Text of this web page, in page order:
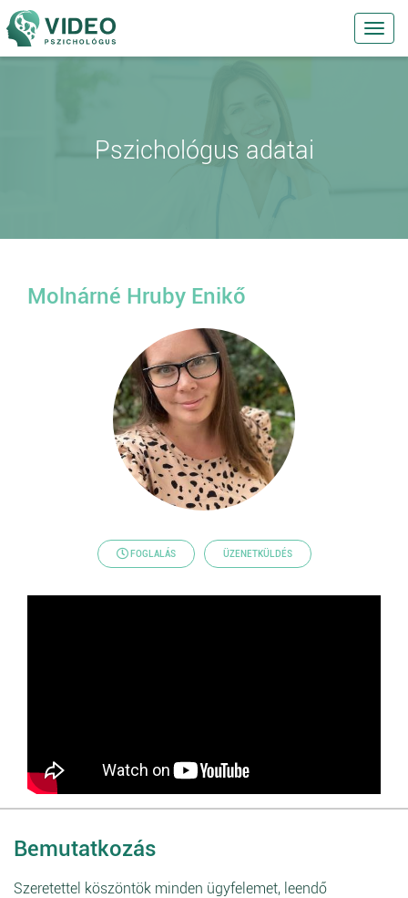
Pszichológus adatai
Molnárné Hruby Enikő
FOGLALÁS ÜZENETKÜLDÉS
Bemutatkozás
Szeretettel köszöntök minden ügyfelemet, leendő